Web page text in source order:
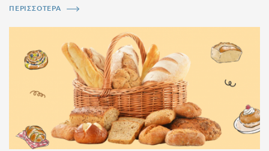
ΠΕΡΙΣΣΟΤΕΡΑ